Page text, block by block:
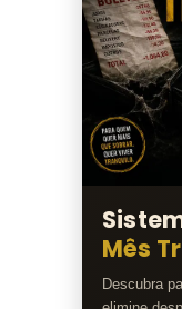
Mês
Descubra